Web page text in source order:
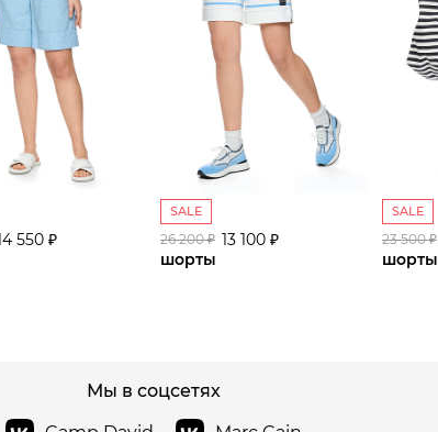
550 ₽
SALE
26 200 ₽ 13 100 ₽
шорты
SALE
23 500 ₽
шорты
Мы в соцсетях